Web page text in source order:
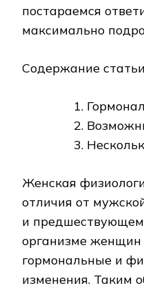
постараемся
максимально
Содержание
Женская
отличия от
и
организме женщин
гормональные и
изменения. Таким